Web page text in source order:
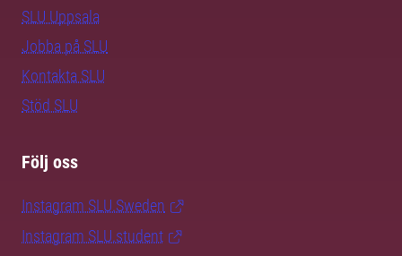
SLU Uppsala
Jobba på SLU
Kontakta SLU
Stöd SLU
Följ oss
Instagram SLU.Sweden
Instagram SLU.student